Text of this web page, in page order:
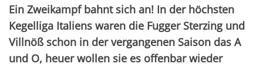
Ein Zweikampf bahnt sich an! In der höchsten
Kegelliga Italiens waren die Fugger Sterzing und
Villnöß schon in der vergangenen Saison das A
und O, heuer wollen sie es offenbar wieder